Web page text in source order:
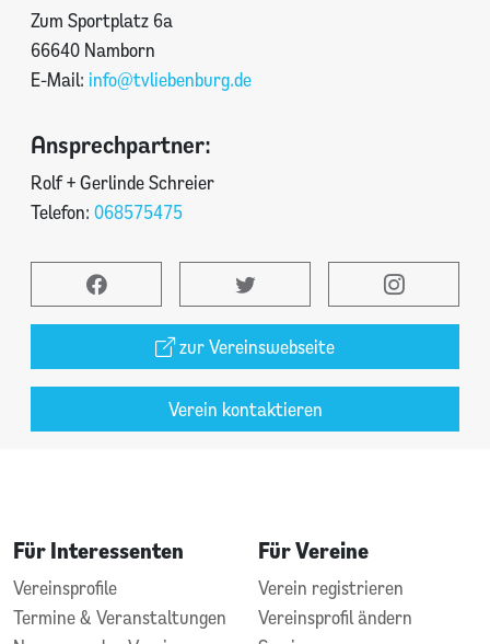
Zum Sportplatz 6a
66640 Namborn
E-Mail: info@tvliebenburg.de
Ansprechpartner:
Rolf + Gerlinde Schreier
Telefon: 068575475
zur Vereinswebseite
Verein kontaktieren
Für Interessenten
Vereinsprofile
Termine & Veranstaltungen
Für Vereine
Verein registrieren
Vereinsprofil ändern